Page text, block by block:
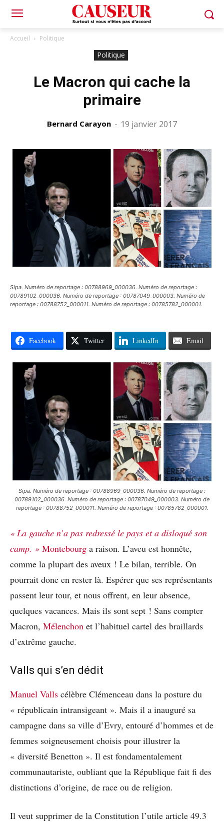
Accueil Politique
Politique
Le Macron qui cache la
primaire
Bernard Carayon - 19 janvier 2017
Sipa. Numéro de reportage : 00788969_000036. Numéro de reportage :
00789102_000036. Numéro de reportage : 00787049_000003. Numéro de
reportage : 00788752_000011. Numéro de reportage : 00785782_000001.
Facebook Twitter LinkedIn Email
Sipa. Numéro de reportage : 00788969_000036. Numéro de reportage :
00789102_000036. Numéro de reportage : 00787049_000003. Numéro de
reportage : 00788752_000011. Numéro de reportage : 00785782_000001.
« La gauche n’a pas redressé le pays et a disloqué son
camp. » Montebourg a raison. L’aveu est honnête,
comme la plupart des aveux ! Le bilan, terrible. On
pourrait donc en rester là. Espérer que ses représentants
passent leur tour, et nous offrent, en leur absence,
quelques vacances. Mais ils sont sept ! Sans compter
Macron, Mélenchon et l’habituel cartel des braillards
d’extrême gauche.
Valls qui s’en dédit
Manuel Valls célèbre Clémenceau dans la posture du
« républicain intransigeant ». Mais il a inauguré sa
campagne dans sa ville d’Evry, entouré d’hommes et de
femmes soigneusement choisis pour illustrer la
« diversité Benetton ». Il est fondamentalement
communautariste, oubliant que la République fait fi des
distinctions d’origine, de race ou de religion.
Il veut supprimer de la Constitution l’utile article 49.3